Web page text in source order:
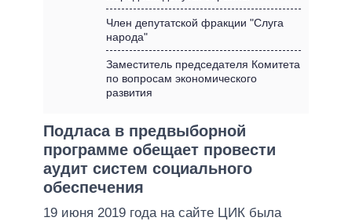
ДАЙДЖЕСТЫ
КАБИНЕТ МИНИСТРОВ
ГЛАВЫ ОБЛАДМИНИСТРАЦИЙ
ПОДДЕРЖАТЬ
СРАВНЕНИЕ ПОЛИТИКОВ
Член депутатской фракции "Слуга
народа"
Заместитель председателя Комитета
по вопросам экономического
развития
Подласа в предвыборной
программе обещает провести
аудит систем социального
обеспечения
19 июня 2019 года на сайте ЦИК была